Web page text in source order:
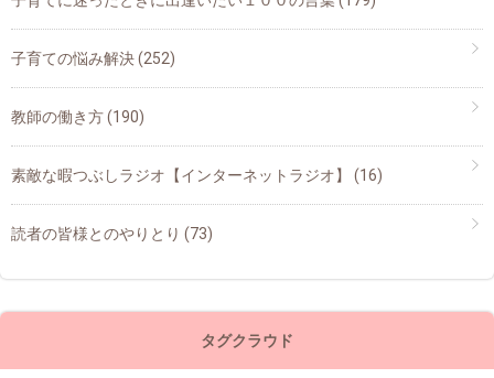
子育ての悩み解決(252)
教師の働き方(190)
素敵な暇つぶしラジオ【インターネットラジオ】 (16)
読者の皆様とのやりとり (73)
タグクラウド